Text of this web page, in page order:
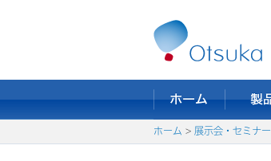
ホーム > 展示会・セミナー